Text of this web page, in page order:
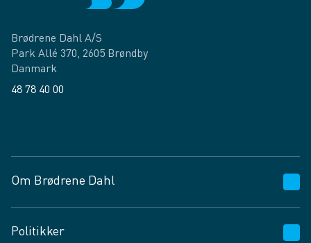
Brødrene Dahl A/S
Park Allé 370, 2605 Brøndby
Danmark
48 78 40 00
Om Brødrene Dahl
Vagttelefon 30 10 89 89
Politikker